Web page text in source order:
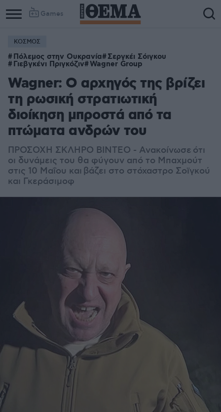
Games
ΚΟΣΜΟΣ
Πόλεμος στην Ουκρανία Σεργκέι Σόιγκου
Γιεβγκένι Πριγκόζιν Wagner Group
Wagner: Ο αρχηγός της βρίζει
τη ρωσική στρατιωτική
διοίκηση μπροστά από τα
πτώματα ανδρών του
ΠΡΟΣΟΧΗ ΣΚΛΗΡΟ ΒΙΝΤΕΟ - Ανακοίνωσε ότι
οι δυνάμεις του θα φύγουν από το Μπαχμούτ
στις 10 Μαΐου και βάζει στο στόχαστρο Σοϊγκού
και Γκεράσιμοφ